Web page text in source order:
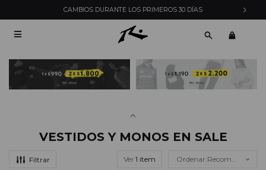
CAMBIOS DURANTE LOS PRIMEROS 30 DÍAS

VESTIDOS Y MONOS EN SALE
Ver Recomendados